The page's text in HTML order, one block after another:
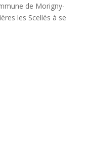
de Morigny-
les Scellés à se